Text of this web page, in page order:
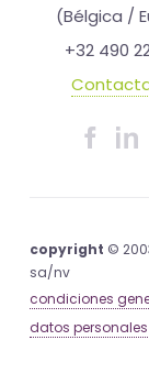
(Bélgica /
+32 490
copyright ©
sa/nv
condiciones
datos personales